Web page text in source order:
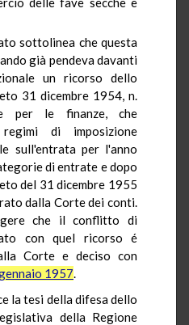
sottolinea che questa
già pendeva davanti
un ricorso dello
31 dicembre 1954, n.
per le finanze, che
di imposizione
sull'entrata per l'anno
di entrate e dopo
del 31 dicembre 1955
dalla Corte dei conti.
che il conflitto di
con quel ricorso é
Corte e deciso con
1957.
la tesi della difesa dello
della Regione